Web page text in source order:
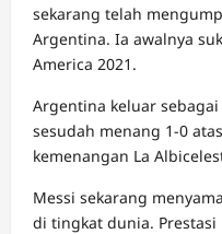
sekarang telah
Argentina. Ia awalnya
America 2021.
Argentina keluar sebagai
sesudah menang 1-0
kemenangan La
Messi sekarang
di tingkat dunia.